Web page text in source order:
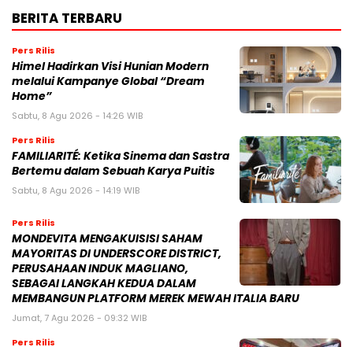
BERITA TERBARU
Pers Rilis
Himel Hadirkan Visi Hunian Modern
melalui Kampanye Global “Dream
Home”
Sabtu, 8 Agu 2026 - 14:26 WIB
Pers Rilis
FAMILIARITÉ: Ketika Sinema dan Sastra
Bertemu dalam Sebuah Karya Puitis
Sabtu, 8 Agu 2026 - 14:19 WIB
Pers Rilis
MONDEVITA MENGAKUISISI SAHAM
MAYORITAS DI UNDERSCORE DISTRICT,
PERUSAHAAN INDUK MAGLIANO,
SEBAGAI LANGKAH KEDUA DALAM
MEMBANGUN PLATFORM MEREK MEWAH ITALIA BARU
Jumat, 7 Agu 2026 - 09:32 WIB
Pers Rilis